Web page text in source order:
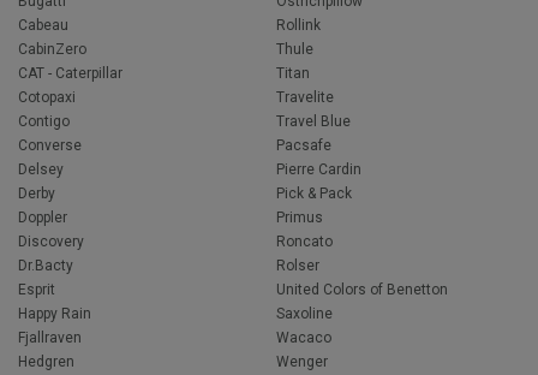
Cabeau
CabinZero
CAT - Caterpillar
Cotopaxi
Contigo
Converse
Delsey
Derby
Doppler
Discovery
Dr.Bacty
Esprit
Happy Rain
Fjallraven
Hedgren
Rollink
Thule
Titan
Travelite
Travel Blue
Pacsafe
Pierre Cardin
Pick & Pack
Primus
Roncato
Rolser
United Colors of Benetton
Saxoline
Wacaco
Wenger